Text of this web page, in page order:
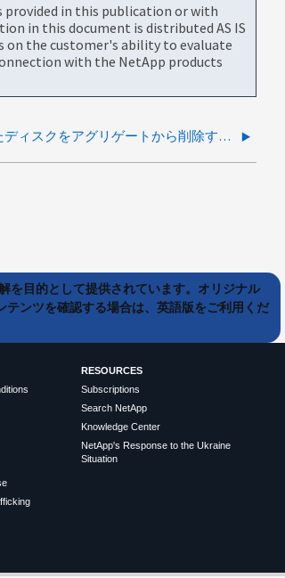
in this publication or with
in this document is distributed AS IS
on the customer's ability to evaluate
with the NetApp products
誤って追加されたディスクをアグリゲートから削除する方法（ONTAP または ADPv2）
を目的として提供されています。オリジナル
ンツを確認する場合は、英語版をご利用くだ
RESOURCES
Subscriptions
Search NetApp
Knowledge Center
NetApp's Response to the Ukraine
Situation